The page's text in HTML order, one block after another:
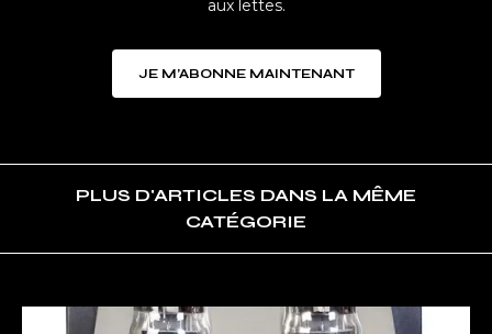
aux lettes.
JE M’ABONNE MAINTENANT
PLUS D'ARTICLES DANS LA MÊME
CATÉGORIE